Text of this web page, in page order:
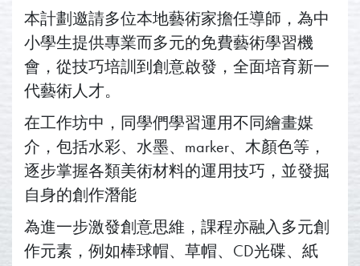
本計劃邀請多位本地藝術家擔任導師，為中
小學生提供專業而多元的免費藝術學習機
會，從技巧培訓到創意啟發，全面培育新一
代藝術人才。
在工作坊中，同學們學習運用不同繪畫媒
介，包括水彩、水墨、marker、木顏色等，
逐步掌握各類美術材料的運用技巧，並發掘
自身的創作潛能
為進一步激發創意思維，課程亦融入多元創
作元素，例如棒球帽、草帽、CD光碟、紙